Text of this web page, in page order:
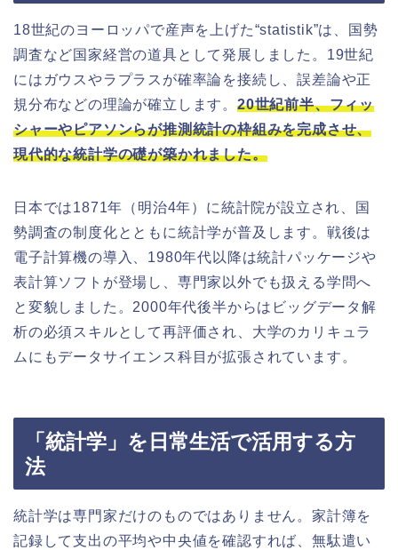
18世紀のヨーロッパで産声を上げた“statistik”は、国勢
調査など国家経営の道具として発展しました。19世紀
にはガウスやラプラスが確率論を接続し、誤差論や正
規分布などの理論が確立します。 20世紀前半、フィッ
シャーやピアソンらが推測統計の枠組みを完成させ、
現代的な統計学の礎が築かれました。
日本では1871年（明治4年）に統計院が設立され、国
勢調査の制度化とともに統計学が普及します。戦後は
電子計算機の導入、1980年代以降は統計パッケージや
表計算ソフトが登場し、専門家以外でも扱える学問へ
と変貌しました。2000年代後半からはビッグデータ解
析の必須スキルとして再評価され、大学のカリキュラ
ムにもデータサイエンス科目が拡張されています。
「統計学」を日常生活で活用する方
法
統計学は専門家だけのものではありません。家計簿を
記録して支出の平均や中央値を確認すれば、無駄遣い